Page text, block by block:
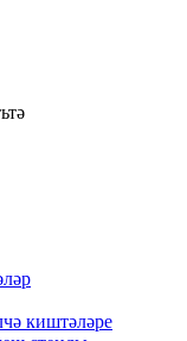
киштәләре